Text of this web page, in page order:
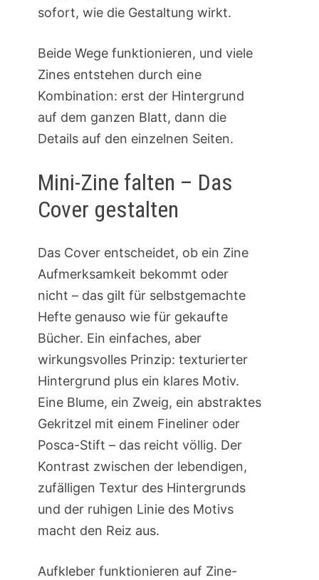
sofort, wie die Gestaltung wirkt.
Beide Wege funktionieren, und viele
Zines entstehen durch eine
Kombination: erst der Hintergrund
auf dem ganzen Blatt, dann die
Details auf den einzelnen Seiten.
Mini-Zine falten – Das
Cover gestalten
Das Cover entscheidet, ob ein Zine
Aufmerksamkeit bekommt oder
nicht – das gilt für selbstgemachte
Hefte genauso wie für gekaufte
Bücher. Ein einfaches, aber
wirkungsvolles Prinzip: texturierter
Hintergrund plus ein klares Motiv.
Eine Blume, ein Zweig, ein abstraktes
Gekritzel mit einem Fineliner oder
Posca-Stift – das reicht völlig. Der
Kontrast zwischen der lebendigen,
zufälligen Textur des Hintergrunds
und der ruhigen Linie des Motivs
macht den Reiz aus.
Aufkleber funktionieren auf Zine-